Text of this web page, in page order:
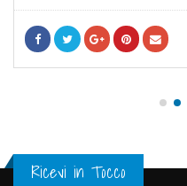
Ricevi in Tocco